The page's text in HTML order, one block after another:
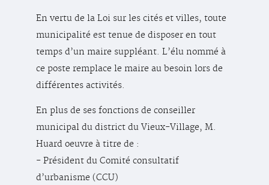
En vertu de la Loi sur les cités et villes, toute
municipalité est tenue de disposer en tout
temps d’un maire suppléant. L’élu nommé à
ce poste remplace le maire au besoin lors de
différentes activités.
En plus de ses fonctions de conseiller
municipal du district du Vieux-Village, M.
Huard oeuvre à titre de :
- Président du Comité consultatif
d’urbanisme (CCU)